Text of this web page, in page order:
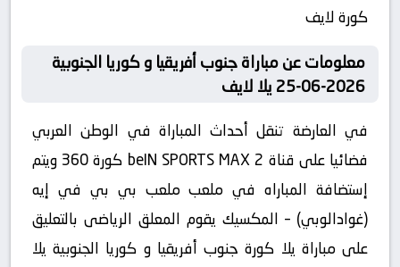
كورة لايف
معلومات عن مباراة جنوب أفريقيا و كوريا الجنوبية
2026-06-25 يلا لايف
في العارضة تنقل أحداث المباراة في الوطن العربي
فضائيا على قناة beIN SPORTS MAX 2 كورة 360 ويتم
إستضافة المباراه في ملعب ملعب بي بي في إيه
(غوادالوبي) – المكسيك يقوم المعلق الرياضى بالتعليق
على مباراة يلا كورة جنوب أفريقيا و كوريا الجنوبية يلا